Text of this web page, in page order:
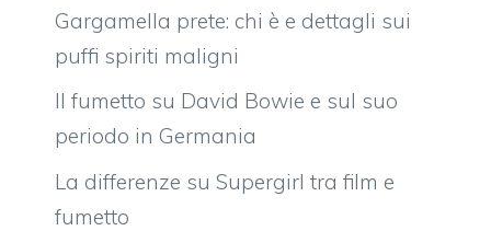
Gargamella prete: chi è e dettagli sui
puffi spiriti maligni
Il fumetto su David Bowie e sul suo
periodo in Germania
La differenze su Supergirl tra film e
fumetto